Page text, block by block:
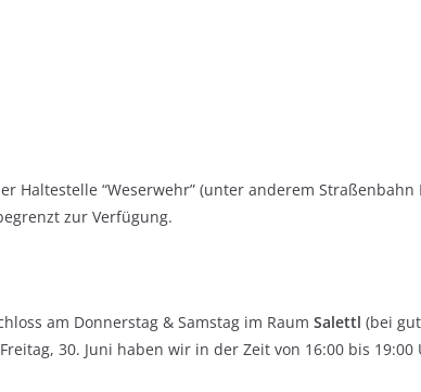
Haltestelle “Weserwehr” (unter anderem
zur Verfügung.
am Donnerstag & Samstag im Raum Salettl (bei
30. Juni haben wir in der Zeit von 16:00 bis